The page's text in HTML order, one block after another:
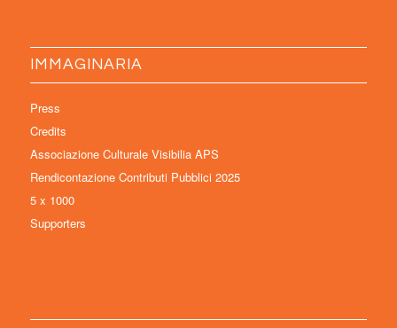
IMMAGINARIA
Press
Credits
Associazione Culturale Visibilia APS
Rendicontazione Contributi Pubblici 2025
5 x 1000
Supporters